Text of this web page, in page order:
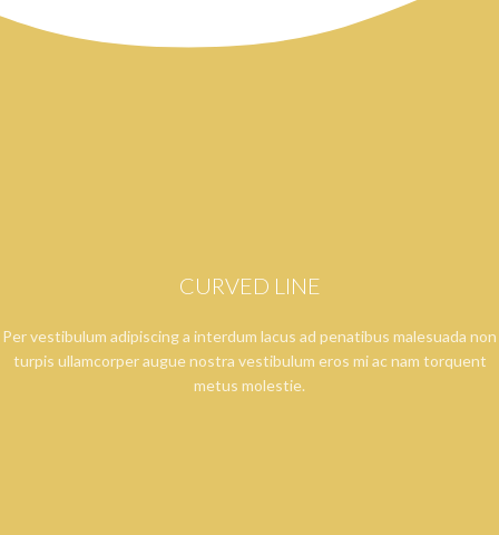
CURVED LINE
Per vestibulum adipiscing a interdum lacus ad penatibus malesuada non
turpis ullamcorper augue nostra vestibulum eros mi ac nam torquent
metus molestie.